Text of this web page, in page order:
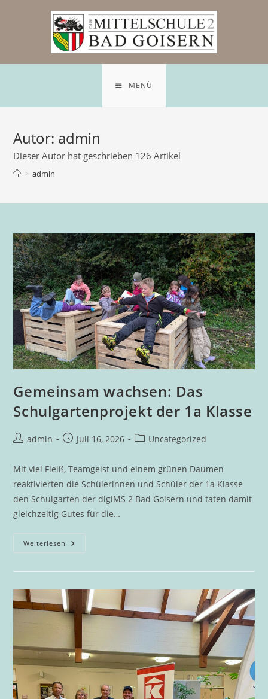
MENÜ
Autor: admin
Dieser Autor hat geschrieben 126 Artikel
> admin
Gemeinsam wachsen: Das
Schulgartenprojekt der 1a Klasse
Beitrags-
admin
BeitragJuli 16, 2026
Beitrags-
Uncategorized
Mit viel Fleiß, Teamgeist und einem grünen Daumen
reaktivierten die Schülerinnen und Schüler der 1a Klasse
den Schulgarten der digiMS 2 Bad Goisern und taten damit
gleichzeitig Gutes für die…
Weiterlesen Gemeinsam
Wachsen:
Klasse